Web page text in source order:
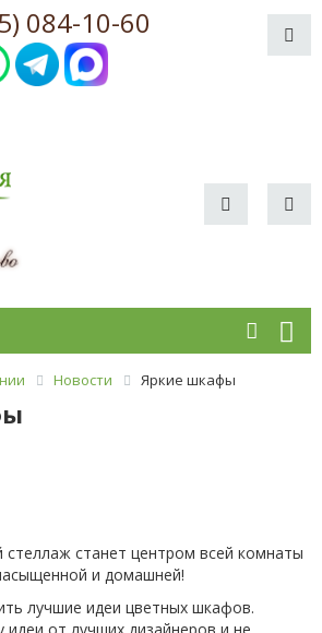
084-10-60
Новости Яркие шкафы
станет центром всей комнаты
и домашней!
лучшие идеи цветных шкафов.